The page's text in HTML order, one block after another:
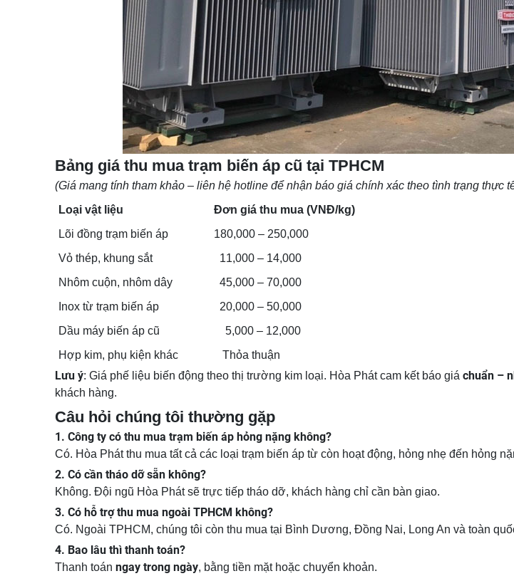
Bảng giá thu mua trạm biến áp cũ tại TPHCM
(Giá mang tính tham khảo – liên hệ hotline để nhận báo giá chính xác theo tình trạng thực
Loại vật liệu
Đơn giá thu mua (VNĐ/kg)
Lõi đồng trạm biến áp
180,000 – 250,000
Vỏ thép, khung sắt
11,000 – 14,000
Nhôm cuộn, nhôm dây
45,000 – 70,000
Inox từ trạm biến áp
20,000 – 50,000
Dầu máy biến áp cũ
5,000 – 12,000
Hợp kim, phụ kiện khác
Thỏa thuận
Lưu ý: Giá phế liệu biến động theo thị trường kim loại. Hòa Phát cam kết báo giá chuẩn –
khách hàng.
Câu hỏi chúng tôi thường gặp
1. Công ty có thu mua trạm biến áp hỏng nặng không?
Có. Hòa Phát thu mua tất cả các loại trạm biến áp từ còn hoạt động, hỏng nhẹ đến hỏng
2. Có cần tháo dỡ sẵn không?
Không. Đội ngũ Hòa Phát sẽ trực tiếp tháo dỡ, khách hàng chỉ cần bàn giao.
3. Có hỗ trợ thu mua ngoài TPHCM không?
Có. Ngoài TPHCM, chúng tôi còn thu mua tại Bình Dương, Đồng Nai, Long An và toàn
4. Bao lâu thì thanh toán?
Thanh toán ngay trong ngày, bằng tiền mặt hoặc chuyển khoản.